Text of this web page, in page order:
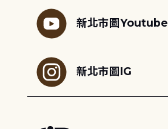
新北市圖Youtube
新北市圖IG